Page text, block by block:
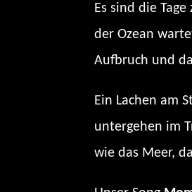
Es sind die
der Ozean
Aufbruch und
Ein Lachen am
untergehen im
wie das Meer,